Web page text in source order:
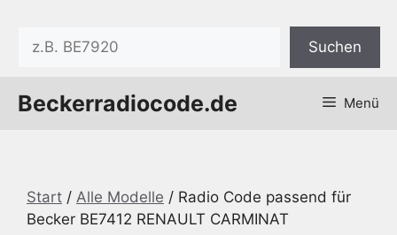
springen
Suchen
Beckerradiocode.de Menü
Start / Alle Modelle / Radio Code passend für
Becker BE7412 RENAULT CARMINAT